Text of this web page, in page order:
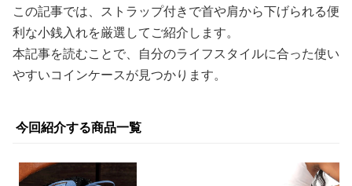
この記事では、ストラップ付きで首や肩から下げられる便
利な小銭入れを厳選してご紹介します。
本記事を読むことで、自分のライフスタイルに合った使い
やすいコインケースが見つかります。
今回紹介する商品一覧